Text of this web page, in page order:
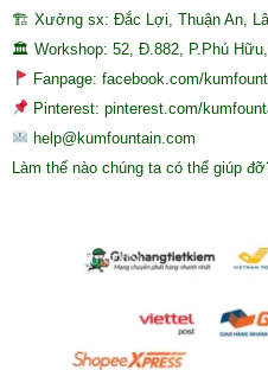
🏗 Xưởng sx: Đắc Lợi, Thuận An,
🏛 Workshop: 52, Đ.882, P.Phú Hữu,
Fanpage: facebook.com/
Pinterest: pinterest.com/
help@kumfountain.com
Làm thế nào chúng ta có thể giúp